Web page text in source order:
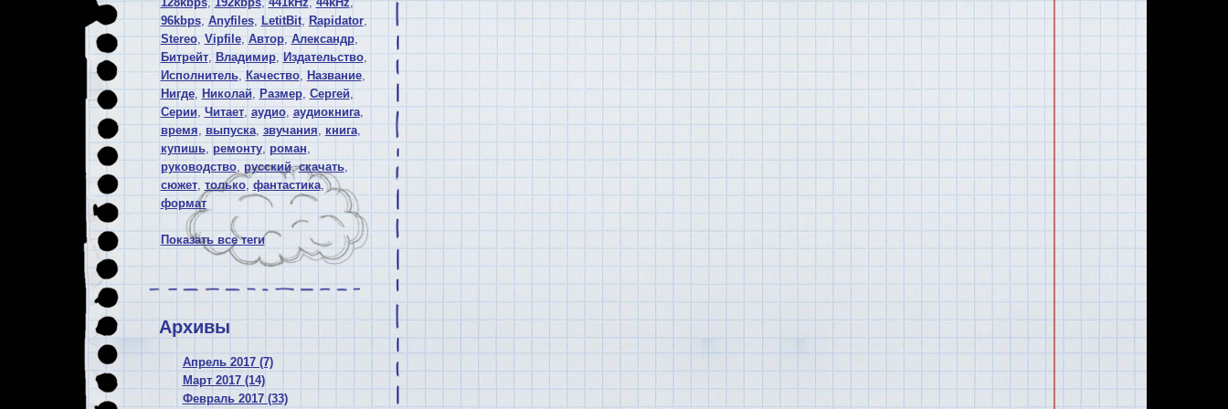
96kbps, Anyfiles, LetitBit, Rapidator,
Stereo, Vipfile, Автор, Александр,
Битрейт, Владимир, Издательство,
Исполнитель, Качество, Название,
Нигде, Николай, Размер, Сергей,
Серии,Читает, аудио, аудиокнига,
время, выпуска, звучания, книга,
купишь, ремонту, роман,
руководство, русский,скачать,
сюжет, только, фантастика,
формат
Показать все теги
Архивы
Апрель 2017 (7)
Март 2017 (14)
Февраль 2017 (33)